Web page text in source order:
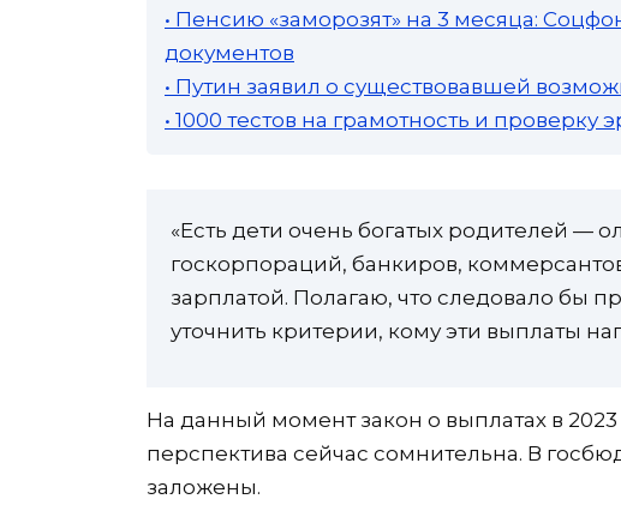
• Пенсию «заморозят» на 3 месяца:
документов
• Путин заявил о существовавшей
• 1000 тестов на грамотность и проверку
«Есть дети очень богатых родителей —
госкорпораций, банкиров,
зарплатой. Полагаю, что следовало бы
уточнить критерии, кому эти выплаты
На данный момент закон о выплатах в
перспектива сейчас сомнительна. В
заложены.